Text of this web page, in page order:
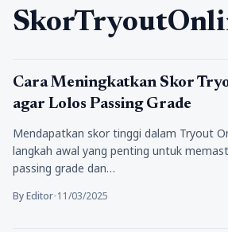
Pendidikan
Cara Meningkatkan Skor
agar Lolos Passing Grade
Mendapatkan skor tinggi dalam Tryout
langkah awal yang penting untuk
passing grade dan…
By Editor•11/03/2025